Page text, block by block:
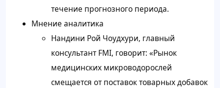
течение прогнозного периода.
Мнение аналитика
Нандини Рой Чоудхури, главный
консультант FMI, говорит: «Рынок
медицинских микроводорослей
смещается от поставок товарных добавок